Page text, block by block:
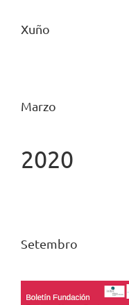
Xuño
Marzo
2020
Setembro